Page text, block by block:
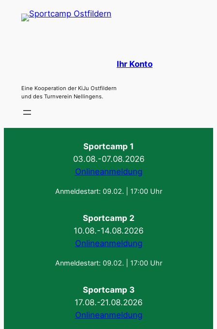
Eine Kooperation der KiJu Ostfildern
und des Turnverein Nellingens.
Ihr Konto
Sportcamp 1
03.08.-07.08.2026
Onlineanmeldung
Anmeldestart: 09.02. | 17:00 Uhr
Sportcamp 2
10.08.-14.08.2026
Onlineanmeldung
Anmeldestart: 09.02. | 17:00 Uhr
Sportcamp 3
17.08.-21.08.2026
Onlineanmeldung